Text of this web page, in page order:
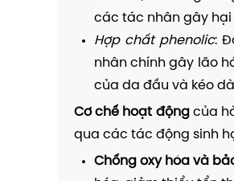
các tác nhân gây hại
Hợp chất phenolic:
nhân chính gây lão
của da đầu và kéo
Cơ chế hoạt độngcủa
qua các tác động sinh
Chống oxy hóa và